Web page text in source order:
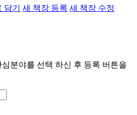
기 새 책장 등록 새 책장 수정
분야를 선택 하신 후 등록 버튼을